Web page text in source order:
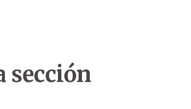
sección